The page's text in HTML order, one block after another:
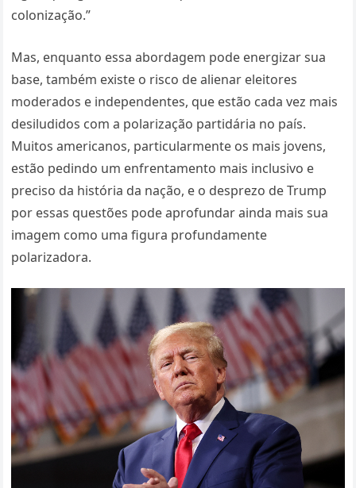
colonização.”
Mas, enquanto essa abordagem pode energizar sua
base, também existe o risco de alienar eleitores
moderados e independentes, que estão cada vez mais
desiludidos com a polarização partidária no país.
Muitos americanos, particularmente os mais jovens,
estão pedindo um enfrentamento mais inclusivo e
preciso da história da nação, e o desprezo de Trump
por essas questões pode aprofundar ainda mais sua
imagem como uma figura profundamente
polarizadora.